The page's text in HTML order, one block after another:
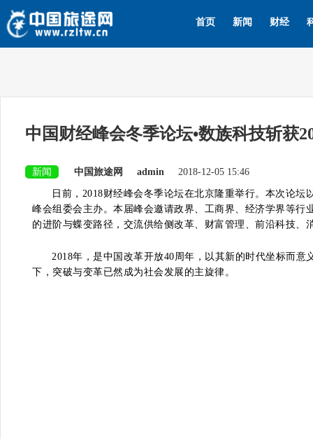
首页 新闻 财经
中国财经峰会冬季论坛•数族科技斩获
新闻 中国旅途网 admin 2018-12-05 15:46
日前，2018财经峰会冬季论坛在北京隆重举行。本次论
峰会组委会主办。本届峰会邀请政界、工商界、经济学界等行
的进阶与蝶变路径，交流供给侧改革、财富管理、前沿科技、
2018年，是中国改革开放40周年，以其新的时代坐标而
下，突破与变革已然成为社会发展的主旋律。